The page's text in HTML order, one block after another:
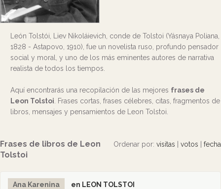
León Tolstói, Liev Nikoláievich, conde de Tolstoi (Yásnaya Poliana,
1828 - Astapovo, 1910), fue un novelista ruso, profundo pensador
social y moral, y uno de los más eminentes autores de narrativa
realista de todos los tiempos.
Aquí encontrarás una recopilación de las mejores frases de
Leon Tolstoi . Frases cortas, frases célebres, citas, fragmentos de
libros, mensajes y pensamientos de Leon Tolstoi.
Ordenar por: visitas votos fecha
Frases de libros de Leon
Tolstoi
Ana Karenina en LEON TOLSTOI